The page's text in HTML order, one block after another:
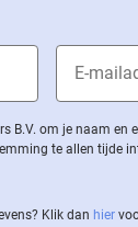
om je naam en
te allen tijde
Klik dan hier